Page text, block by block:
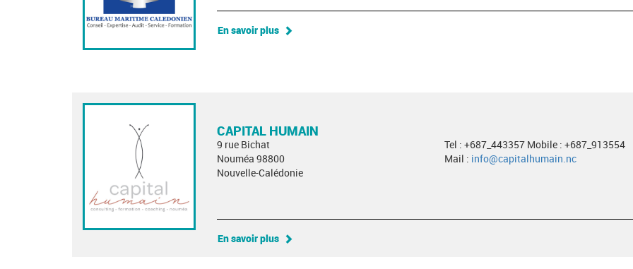
En savoir plus
CAPITAL HUMAIN
9 rue Bichat
Nouméa 98800
Nouvelle-Calédonie
Tel : +687_443357 Mobile : +687_913554
Mail : info@capitalhumain.nc
En savoir plus